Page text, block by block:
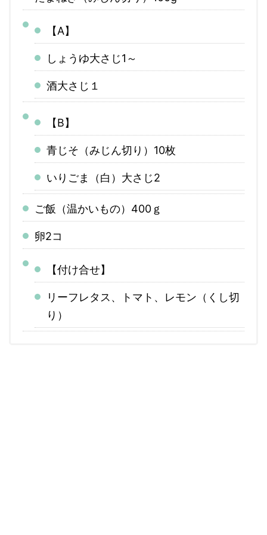
【A】
しょうゆ大さじ1～
酒大さじ１
【B】
青じそ（みじん切り） 10枚
いりごま（白） 大さじ2
ご飯（温かいもの） 400ｇ
卵2コ
【付け合せ】
リーフレタス、トマト、レモン（くし切
り）